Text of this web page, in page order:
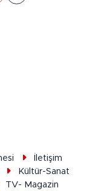
İletişim
Kültür-Sanat
TV- Magazin